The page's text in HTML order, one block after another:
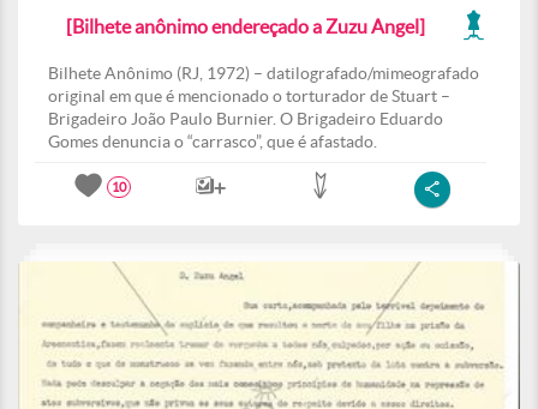
[Bilhete anônimo endereçado a Zuzu Angel]
Bilhete Anônimo (RJ, 1972) – datilografado/mimeografado
original em que é mencionado o torturador de Stuart –
Brigadeiro João Paulo Burnier. O Brigadeiro Eduardo
Gomes denuncia o “carrasco”, que é afastado.
10